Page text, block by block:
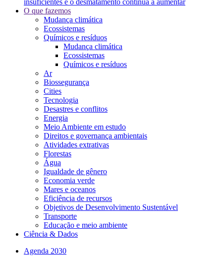
insuficientes e o desmatamento continua a aumentar
O que fazemos
Mudança climática
Ecossistemas
Químicos e resíduos
Mudança climática
Ecossistemas
Químicos e resíduos
Ar
Biossegurança
Cities
Tecnologia
Desastres e conflitos
Energia
Meio Ambiente em estudo
Direitos e governança ambientais
Atividades extrativas
Florestas
Água
Igualdade de gênero
Economia verde
Mares e oceanos
Eficiência de recursos
Objetivos de Desenvolvimento Sustentável
Transporte
Educação e meio ambiente
Ciência & Dados
Agenda 2030